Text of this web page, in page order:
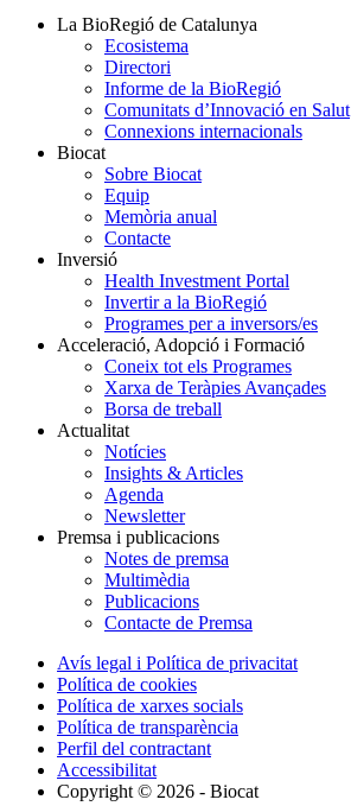
La BioRegió de Catalunya
Ecosistema
Directori
Informe de la BioRegió
Comunitats d’Innovació en Salut
Connexions internacionals
Biocat
Sobre Biocat
Equip
Memòria anual
Contacte
Inversió
Health Investment Portal
Invertir a la BioRegió
Programes per a inversors/es
Acceleració, Adopció i Formació
Coneix tot els Programes
Xarxa de Teràpies Avançades
Borsa de treball
Actualitat
Notícies
Insights & Articles
Agenda
Newsletter
Premsa i publicacions
Notes de premsa
Multimèdia
Publicacions
Contacte de Premsa
Avís legal i Política de privacitat
Política de cookies
Política de xarxes socials
Política de transparència
Perfil del contractant
Accessibilitat
Copyright © 2026 - Biocat